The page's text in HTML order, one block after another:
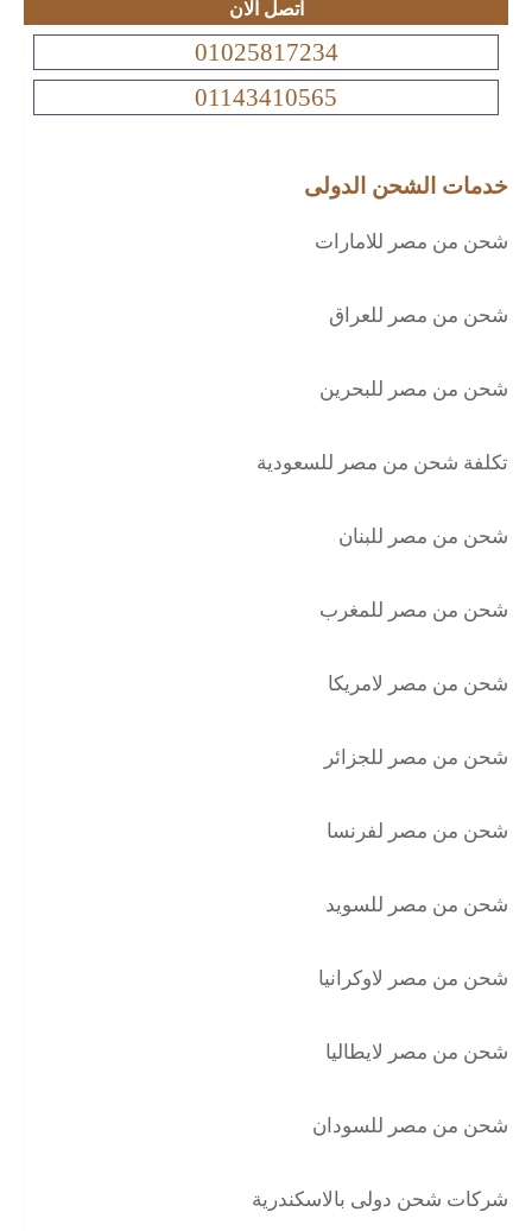
اتصل الان
01025817234
01143410565
خدمات الشحن الدولى
شحن من مصر للامارات
شحن من مصر للعراق
شحن من مصر للبحرين
تكلفة شحن من مصر للسعودية
شحن من مصر للبنان
شحن من مصر للمغرب
شحن من مصر لامريكا
شحن من مصر للجزائر
شحن من مصر لفرنسا
شحن من مصر للسويد
شحن من مصر لاوكرانيا
شحن من مصر لايطاليا
شحن من مصر للسودان
شركات شحن دولى بالاسكندرية